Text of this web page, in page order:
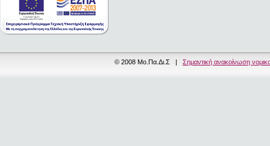
© 2008 Μο.Πα.Δι.Σ | Σημαντική ανακοίνωση